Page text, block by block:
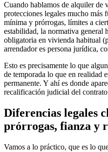
Cuando hablamos de alquiler de
protecciones legales mucho
mínima y prórrogas, límites a
estabilidad, la normativa general
obligatoria en vivienda habitual
arrendador es persona jurídica,
Esto es precisamente lo que
de temporada lo que en realidad
permanente. Y ahí es donde
recalificación judicial del
Diferencias legales
prórrogas, fianza y
Vamos a lo práctico, que es lo